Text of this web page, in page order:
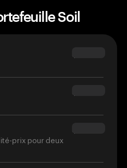
Soil
$69.90
$54.90
prix pour deux
$34.95